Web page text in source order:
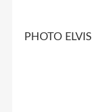
PHOTO ELVIS